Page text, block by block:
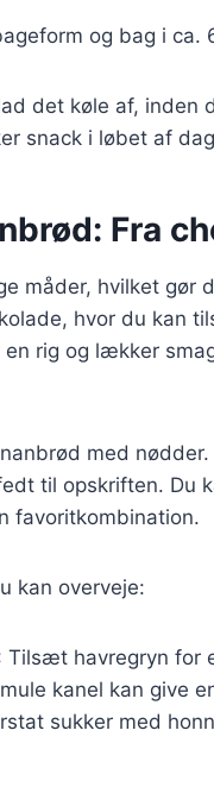
og bag i ca.
det køle af, inden
snack i løbet af
Fra
måder, hvilket
hvor du kan
rig og lækker
med
til opskriften. Du
favoritkombination.
kan overveje:
Tilsæt havregryn for
kanel kan give
sukker med